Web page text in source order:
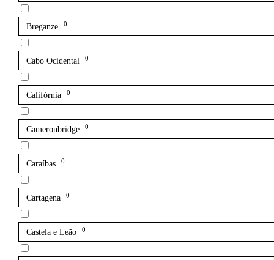
Breganze 0
Cabo Ocidental 0
Califórnia 0
Cameronbridge 0
Caraíbas 0
Cartagena 0
Castela e Leão 0